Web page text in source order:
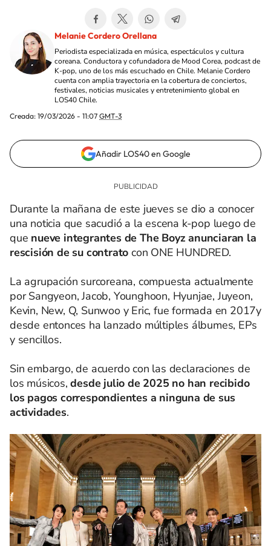
Melanie Cordero Orellana
Periodista especializada en música, espectáculos y cultura
coreana. Conductora y cofundadora de Mood Corea, podcast de
K-pop, uno de los más escuchado en Chile. Melanie Cordero
cuenta con amplia trayectoria en la cobertura de conciertos,
festivales, noticias musicales y entretenimiento global en
LOS40 Chile.
Creada: 19/03/2026 - 11:07 GMT-3
Añadir LOS40 en Google
Durante la mañana de este jueves se dio a conocer
una noticia que sacudió a la escena k-pop luego de
que nueve integrantes de The Boyz anunciaran la
rescisión de su contratocon ONE HUNDRED.
La agrupación surcoreana, compuesta actualmente
por Sangyeon, Jacob, Younghoon, Hyunjae, Juyeon,
Kevin, New, Q, Sunwoo y Eric, fue formada en 2017y
desde entonces ha lanzado múltiples álbumes, EPs
y sencillos.
Sin embargo, de acuerdo con las declaraciones de
los músicos,desde julio de 2025 no han recibido
los pagos correspondientes a ninguna de sus
actividades.